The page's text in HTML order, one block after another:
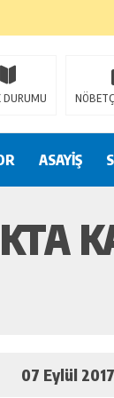
DURUMU
ASAYİŞ
07 Eylül